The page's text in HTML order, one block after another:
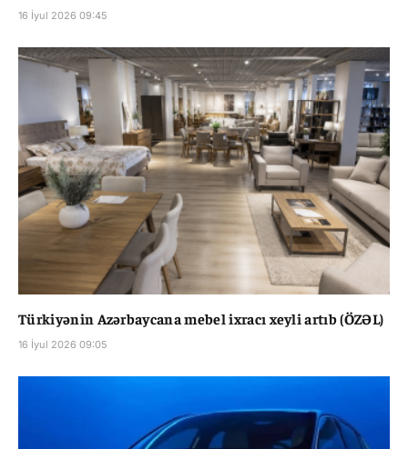
16 İyul 2026 09:45
Türkiyənin Azərbaycana mebel ixracı xeyli artıb (ÖZƏL)
16 İyul 2026 09:05